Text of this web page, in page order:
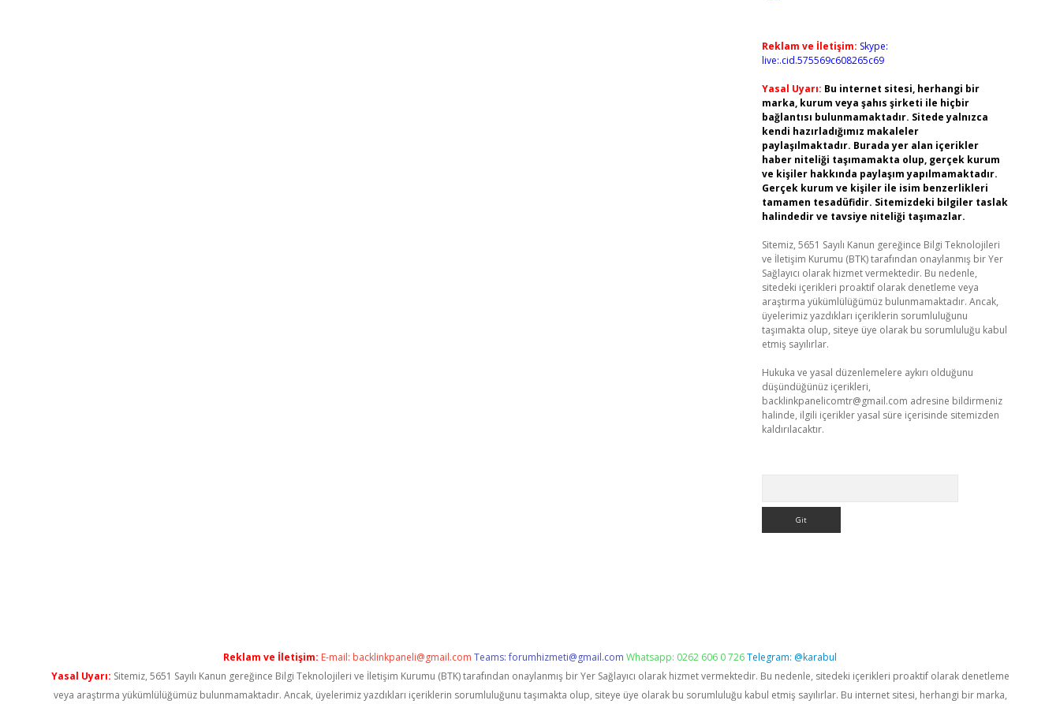
Reklam ve İletişim: Skype:
live:.cid.575569c608265c69
Yasal Uyarı: Bu internet sitesi, herhangi bir
marka, kurum veya şahıs şirketi ile hiçbir
bağlantısı bulunmamaktadır. Sitede yalnızca
kendi hazırladığımız makaleler
paylaşılmaktadır. Burada yer alan içerikler
haber niteliği taşımamakta olup, gerçek kurum
ve kişiler hakkında paylaşım yapılmamaktadır.
Gerçek kurum ve kişiler ile isim benzerlikleri
tamamen tesadüfidir. Sitemizdeki bilgiler taslak
halindedir ve tavsiye niteliği taşımazlar.
Sitemiz, 5651 Sayılı Kanun gereğince Bilgi Teknolojileri
ve İletişim Kurumu (BTK) tarafından onaylanmış bir Yer
Sağlayıcı olarak hizmet vermektedir. Bu nedenle,
sitedeki içerikleri proaktif olarak denetleme veya
araştırma yükümlülüğümüz bulunmamaktadır. Ancak,
üyelerimiz yazdıkları içeriklerin sorumluluğunu
taşımakta olup, siteye üye olarak bu sorumluluğu kabul
etmiş sayılırlar.
Hukuka ve yasal düzenlemelere aykırı olduğunu
düşündüğünüz içerikleri,
backlinkpanelicomtr@gmail.com adresine bildirmeniz
halinde, ilgili içerikler yasal süre içerisinde sitemizden
kaldırılacaktır.
Reklam ve İletişim: E-mail: backlinkpaneli@gmail.com Teams:forumhizmeti@gmail.com Whatsapp: 0262 606 0 726Telegram: @karabul
Yasal Uyarı: Sitemiz, 5651 Sayılı Kanun gereğince Bilgi Teknolojileri ve İletişim Kurumu (BTK) tarafından onaylanmış bir Yer Sağlayıcı olarak hizmet vermektedir. Bu nedenle, sitedeki içerikleri proaktif olarak denetleme
veya araştırma yükümlülüğümüz bulunmamaktadır. Ancak, üyelerimiz yazdıkları içeriklerin sorumluluğunu taşımakta olup, siteye üye olarak bu sorumluluğu kabul etmiş sayılırlar. Bu internet sitesi, herhangi bir marka,